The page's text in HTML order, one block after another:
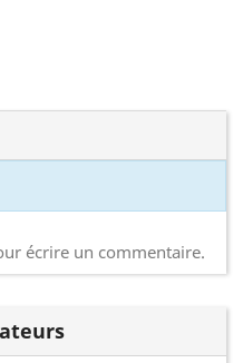
écrire un commentaire.